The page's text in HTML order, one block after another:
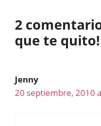
2
que te
Jenny
20 septiembre, 2010